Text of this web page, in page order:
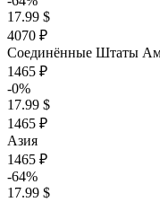
17.99 $
4070 ₽
Соединённые Штаты
1465 ₽
-0%
17.99 $
1465 ₽
Азия
1465 ₽
-64%
17.99 $